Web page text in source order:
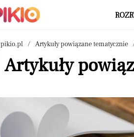
pikio.pl Artykuły powiązane tematycznie
Artykuły